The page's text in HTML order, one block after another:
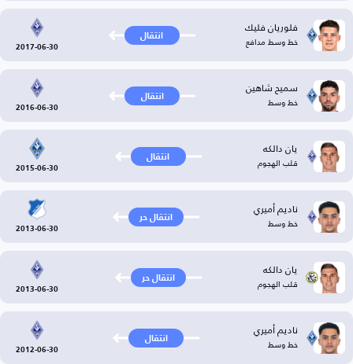
فلوريان فليك
خط وسط مدافع انتقال
2017-06-30
سميح شاهين
خط وسط انتقال
2016-06-30
يان دالكه
قلب الهجوم انتقال
2015-06-30
ناديم أميري
خط وسط انتقال حر
2013-06-30
يان دالكه
قلب الهجوم انتقال حر
2013-06-30
ناديم أميري
خط وسط انتقال
2012-06-30